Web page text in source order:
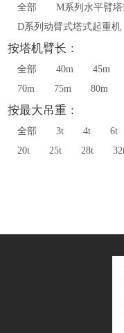
全部 M系列水平臂
D系列动臂式塔式起重机
按塔机臂长：
全部 40m 45m
70m
75m 80m
按最大吊重：
全部 3t 4t 6t
20t
25t 28t